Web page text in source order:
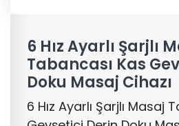
6 Hız Ayarlı Şarjlı
Tabancası Kas
Doku Masaj Cihazı
6 Hız Ayarlı Şarjlı Masaj